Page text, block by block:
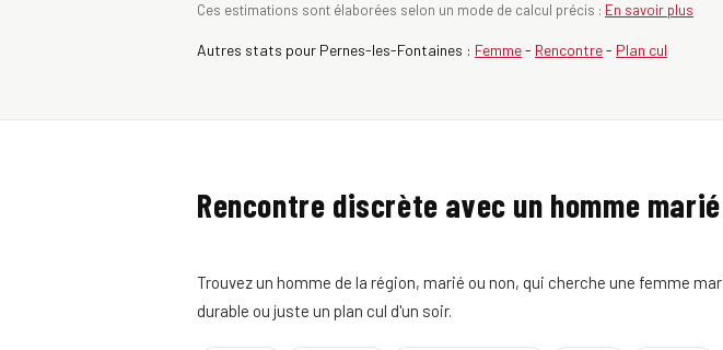
Ces estimations sont élaborées selon un mode de calcul précis : En savoir plus
Autres stats pour Pernes-les-Fontaines : Femme- Rencontre- Plan cul
Rencontre discrète avec un homme
Trouvez un homme de la région, marié ou non, qui cherche une femme
durable ou juste un plan cul d'un soir.